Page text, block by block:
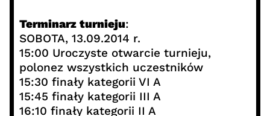
Terminarz turnieju:
SOBOTA, 13.09.2014 r.
15:00 Uroczyste otwarcie turnieju,
polonez wszystkich uczestników
15:30 finały kategorii VI A
15:45 finały kategorii III A
16:10 finały kategorii II A